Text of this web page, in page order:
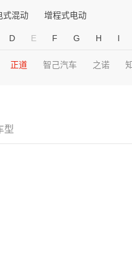
式混动 增程式电动
D E F G H I
正道 智己汽车 之诺
型